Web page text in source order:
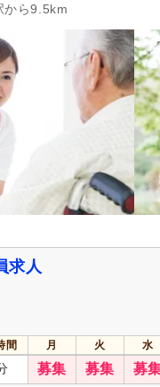
ンストラクター
日
休み
日100日以上 (57,072)
化促進 (409,715)
業
暇
険完備(470,324)
あり(194,441)
宅あり (25,024)
除内考慮あり (45,846)
から9.5km
求人
間 月 火 水
募集 募集 募